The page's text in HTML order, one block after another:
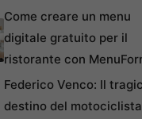
Come creare un menu
digitale gratuito per il
ristorante con
Federico Venco: Il
destino del motociclista